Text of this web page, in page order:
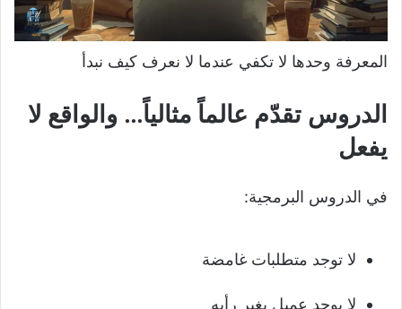
المعرفة وحدها لا تكفي عندما لا نعرف كيف نبدأ
الدروس تقدّم عالماً مثالياً… والواقع لا
يفعل
في الدروس البرمجية:
لا توجد متطلبات غامضة
لا يوجد عميل يغير رأيه